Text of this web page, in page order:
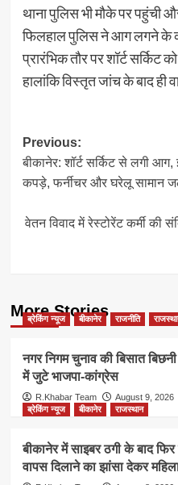
थाना पुलिस भी मौके पर पहुंची
फिलहाल पुलिस ने आग लगने के
प्रारंभिक तौर पर शॉर्ट सर्किट
हालांकि विस्तृत जांच के बाद ही
Post
navigation
Previous:
बीकानेर: शॉर्ट सर्किट से लगी
कपड़े, फर्नीचर और घरेलू सामान
वेतन विवाद में रेस्टोरेंट कर्मी की
More Stories
ब्रेकिंग न्यूज बीकानेर राजनीति
नगर निगम चुनाव की बिसात
में जुटे भाजपा-कांग्रेस
R.Khabar Team
August 9, 2026
ब्रेकिंग न्यूज
बीकानेर राजस्थान
बीकानेर में साइबर ठगी के बाद
वापस दिलाने का झांसा देकर